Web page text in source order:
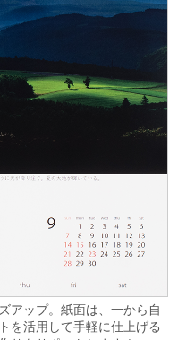
アップ。紙面は、一から自
を活用して手軽に仕上げる